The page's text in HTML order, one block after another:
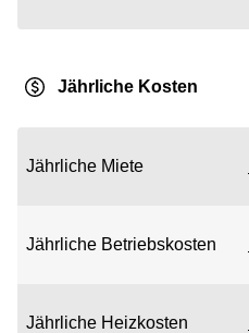
Jährliche Kosten
Jährliche Miete
Jährliche Betriebskosten
Jährliche Heizkosten